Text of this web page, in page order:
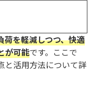
荷を軽減しつつ、快適
が可能です。ここで
と活用方法について詳